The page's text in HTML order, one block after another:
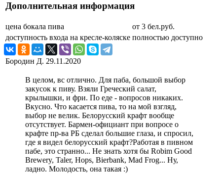
Дополнительная информация
цена бокала пива
от 3 бел.руб.
доступность входа на кресле-коляске полностью доступно
Бородин Д. 29.11.2020
В целом, вс отлично. Для паба, большой выбор
закусок к пиву. Взяли Греческий салат,
крылышки, и фри. По еде - вопросов никаких.
Вкусно. Что касается пива, то на мой взгляд,
выбор не велик. Белорусский крафт вообще
отсутствует. Бармен-официант при вопросе о
крафте пр-ва РБ сделал большие глаза, и спросил,
где я видел белорусский крафт?Работая в пивном
пабе, это странно... Не знать хотя бы Robim Good
Brewery, Taler, Hops, Bierbank, Mad Frog... Ну,
ладно. Молодость, она такая :)